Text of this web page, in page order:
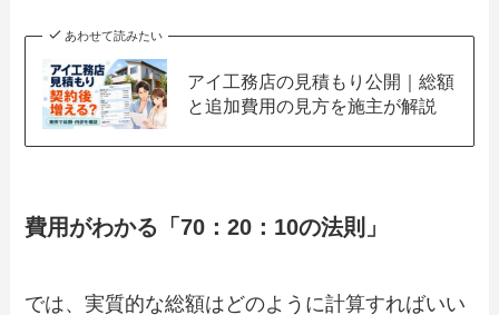
あわせて読みたい
アイ工務店の見積もり公開｜総額
と追加費用の見方を施主が解説
費用がわかる「70：20：10の法則」
では、実質的な総額はどのように計算すればいい